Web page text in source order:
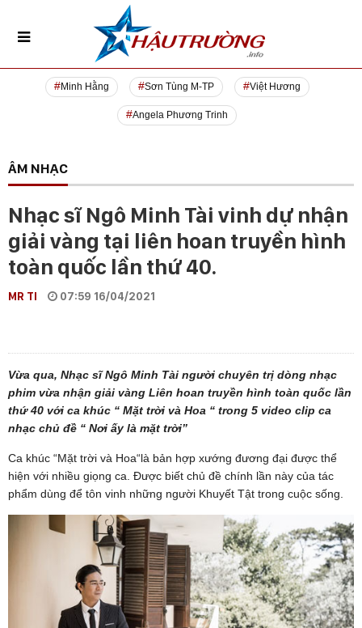
Minh Hằng Sơn Tùng M-TP Việt Hương
Angela Phương Trinh
ÂM NHẠC
Nhạc sĩ Ngô Minh Tài vinh dự nhận
giải vàng tại liên hoan truyền hình
toàn quốc lần thứ 40.
MR TI 07:59 16/04/2021
Vừa qua, Nhạc sĩ Ngô Minh Tài người chuyên trị dòng nhạc
phim vừa nhận giải vàng Liên hoan truyền hình toàn quốc lần
thứ 40 với ca khúc “ Mặt trời và Hoa “ trong 5 video clip ca
nhạc chủ đề “ Nơi ấy là mặt trời”
Ca khúc “Mặt trời và Hoa“là bản hợp xướng đương đại được thể
hiện với nhiều giọng ca. Được biết chủ đề chính lần này của tác
phẩm dùng để tôn vinh những người Khuyết Tật trong cuộc sống.